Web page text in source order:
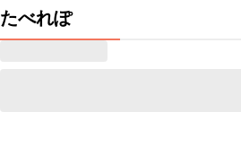
たべれぽ